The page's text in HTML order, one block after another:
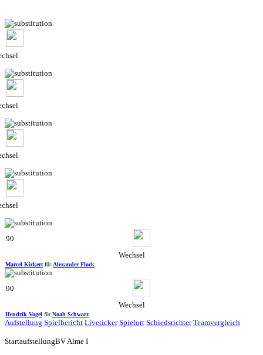
90
Wechsel
Marcel Kickert für Alexander Flock
90
Wechsel
Hendrik Vogel fürNoah Schwarz
Aufstellung Spielbericht Liveticker Spielort Schiedsrichter Teamvergleich
StartaufstellungBV Alme I